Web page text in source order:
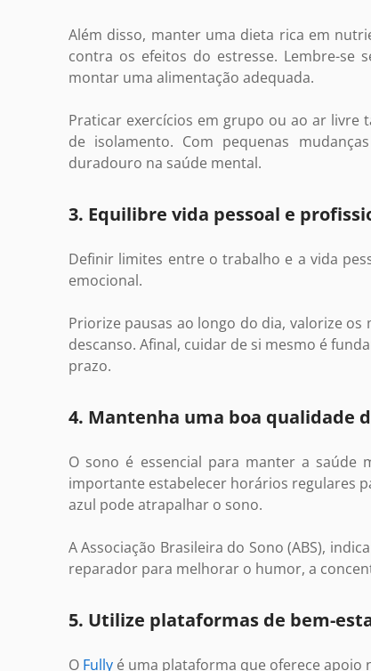
Além disso, manter uma dieta rica em
contra os efeitos do estresse. Lembre-se
montar uma alimentação adequada.
Praticar exercícios em grupo ou ao ar livre
de isolamento. Com pequenas
duradouro na saúde mental.
3. Equilibre vida pessoal e
Definir limites entre o trabalho e a vida
emocional.
Priorize pausas ao longo do dia, valorize
descanso. Afinal, cuidar de si mesmo é
prazo.
4. Mantenha uma boa qualidade
O sono é essencial para manter a saúde
importante estabelecer horários regulares
azul pode atrapalhar o sono.
A Associação Brasileira do Sono (ABS),
reparador para melhorar o humor, a
5. Utilize plataformas de bem-
O Fully é uma plataforma que oferece apoio